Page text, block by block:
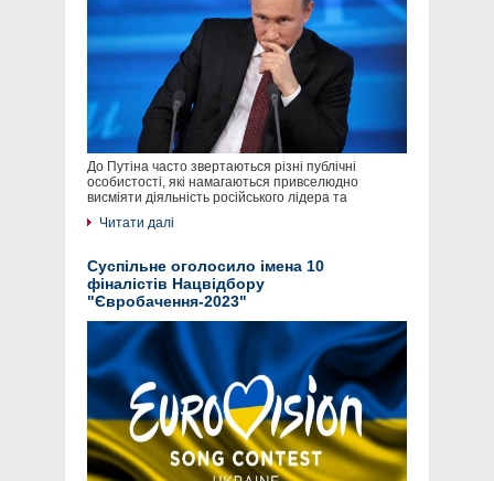
До Путіна часто звертаються різні публічні
особистості, які намагаються привселюдно
висміяти діяльність російського лідера та
Читати далі
Суспільне оголосило імена 10
фіналістів Нацвідбору
"Євробачення-2023"